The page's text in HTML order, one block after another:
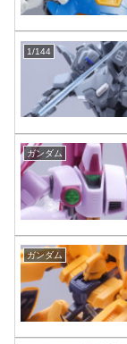
1/144
ガンダム
ガンダム